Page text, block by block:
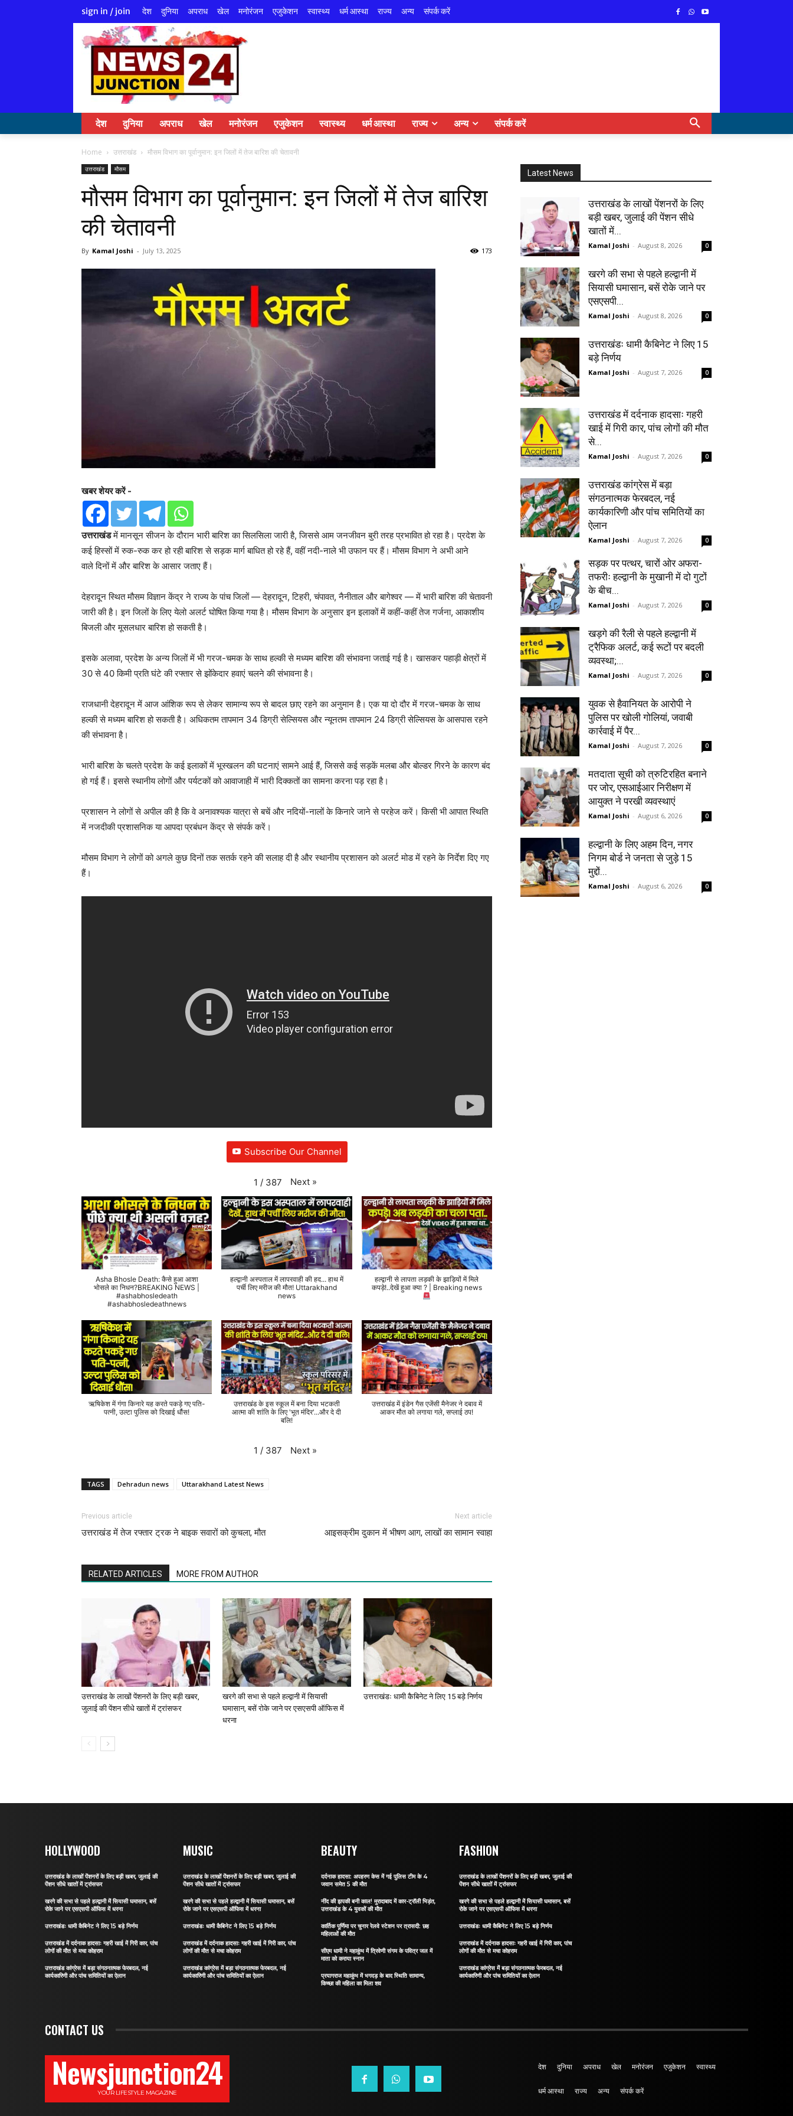
sign in / join देश दुनिया अपराध खेल मनोरंजन एजुकेशन स्वास्थ्य धर्म आस्था राज्य अन्य संपर्क करें
देश दुनिया अपराध खेल मनोरंजन एजुकेशन स्वास्थ्य धर्म आस्था राज्य अन्य संपर्क करें
Home उत्तराखंड मौसम विभाग का पूर्वानुमान: इन जिलों में तेज बारिश की चेतावनी
उत्तराखंड मौसम
मौसम विभाग का पूर्वानुमान: इन जिलों में तेज बारिश
की चेतावनी
By Kamal Joshi - July 13, 2025 173
खबर शेयर करें -
उत्तराखंडमें मानसून सीजन के दौरान भारी बारिश का सिलसिला जारी है, जिससे आम जनजीवन बुरी तरह प्रभावित हो रहा है। प्रदेश के
कई हिस्सों में रुक-रुक कर हो रही बारिश से सड़क मार्ग बाधित हो रहे हैं, वहीं नदी-नाले भी उफान पर हैं। मौसम विभाग ने अभी आने
वाले दिनों में और बारिश के आसार जताए हैं।
देहरादून स्थित मौसम विज्ञान केंद्र ने राज्य के पांच जिलों — देहरादून, टिहरी, चंपावत, नैनीताल और बागेश्वर — में भारी बारिश की चेतावनी
जारी की है। इन जिलों के लिए येलो अलर्ट घोषित किया गया है। मौसम विभाग के अनुसार इन इलाकों में कहीं-कहीं तेज गर्जना, आकाशीय
बिजली और मूसलधार बारिश हो सकती है।
इसके अलावा, प्रदेश के अन्य जिलों में भी गरज-चमक के साथ हल्की से मध्यम बारिश की संभावना जताई गई है। खासकर पहाड़ी क्षेत्रों में
30 से 40 किमी प्रति घंटे की रफ्तार से झोंकेदार हवाएं चलने की संभावना है।
राजधानी देहरादून में आज आंशिक रूप से लेकर सामान्य रूप से बादल छाए रहने का अनुमान है। एक या दो दौर में गरज-चमक के साथ
हल्की से मध्यम बारिश हो सकती है। अधिकतम तापमान 34 डिग्री सेल्सियस और न्यूनतम तापमान 24 डिग्री सेल्सियस के आसपास रहने
की संभावना है।
भारी बारिश के चलते प्रदेश के कई इलाकों में भूस्खलन की घटनाएं सामने आई हैं, जिससे कई सड़कें मलबा और बोल्डर गिरने के कारण बंद
हो गई हैं। इससे स्थानीय लोगों और पर्यटकों को आवाजाही में भारी दिक्कतों का सामना करना पड़ रहा है।
प्रशासन ने लोगों से अपील की है कि वे अनावश्यक यात्रा से बचें और नदियों-नालों के किनारे जाने से परहेज करें। किसी भी आपात स्थिति
में नजदीकी प्रशासनिक या आपदा प्रबंधन केंद्र से संपर्क करें।
मौसम विभाग ने लोगों को अगले कुछ दिनों तक सतर्क रहने की सलाह दी है और स्थानीय प्रशासन को अलर्ट मोड में रहने के निर्देश दिए गए
हैं।
Subscribe Our Channel
1 / 387 Next »
Asha Bhosle Death: कैसे हुआ आशा
भोसले का निधन?BREAKING NEWS |
#ashabhosledeath
#ashabhosledeathnews
हल्द्वानी अस्पताल में लापरवाही की हद... हाथ में
पर्ची लिए मरीज की मौत! Uttarakhand
news
हल्द्वानी से लापता लड़की के झाड़ियों में मिले
कपड़े!..देखें हुआ क्या ? | Breaking news
ऋषिकेश में गंगा किनारे यह करते पकड़े गए पति-
पत्नी, उल्टा पुलिस को दिखाई धौंस!
उत्तराखंड के इस स्कूल में बना दिया भटकती
आत्मा की शांति के लिए 'भूत मंदिर'...और दे दी
बलि!
उत्तराखंड में इंडेन गैस एजेंसी मैनेजर ने दबाव में
आकर मौत को लगाया गले, सप्लाई ठप!
1 / 387 Next »
TAGS Dehradun news Uttarakhand Latest News
Previous article
उत्तराखंड में तेज रफ्तार ट्रक ने बाइक सवारों को कुचला, मौत
Next article
आइसक्रीम दुकान में भीषण आग, लाखों का सामान स्वाहा
RELATED ARTICLES MORE FROM AUTHOR
उत्तराखंड के लाखों पेंशनरों के लिए बड़ी खबर,
जुलाई की पेंशन सीधे खातों में ट्रांसफर
खरगे की सभा से पहले हल्द्वानी में सियासी
घमासान, बसें रोके जाने पर एसएसपी ऑफिस में
धरना
उत्तराखंडः धामी कैबिनेट ने लिए 15 बड़े निर्णय
Latest News
उत्तराखंड के लाखों पेंशनरों के लिए
बड़ी खबर, जुलाई की पेंशन सीधे
खातों में...
Kamal Joshi - August 8, 2026 0
खरगे की सभा से पहले हल्द्वानी में
सियासी घमासान, बसें रोके जाने पर
एसएसपी...
Kamal Joshi - August 8, 2026 0
उत्तराखंडः धामी कैबिनेट ने लिए 15
बड़े निर्णय
Kamal Joshi - August 7, 2026 0
उत्तराखंड में दर्दनाक हादसाः गहरी
खाई में गिरी कार, पांच लोगों की मौत
से...
Kamal Joshi - August 7, 2026 0
उत्तराखंड कांग्रेस में बड़ा
संगठनात्मक फेरबदल, नई
कार्यकारिणी और पांच समितियों का
ऐलान
Kamal Joshi - August 7, 2026 0
सड़क पर पत्थर, चारों ओर अफरा-
तफरीः हल्द्वानी के मुखानी में दो गुटों
के बीच...
Kamal Joshi - August 7, 2026 0
खड़गे की रैली से पहले हल्द्वानी में
ट्रैफिक अलर्ट, कई रूटों पर बदली
व्यवस्था;...
Kamal Joshi - August 7, 2026 0
युवक से हैवानियत के आरोपी ने
पुलिस पर खोली गोलियां, जवाबी
कार्रवाई में पैर...
Kamal Joshi - August 7, 2026 0
मतदाता सूची को त्रुटिरहित बनाने
पर जोर, एसआईआर निरीक्षण में
आयुक्त ने परखी व्यवस्थाएं
Kamal Joshi - August 6, 2026 0
हल्द्वानी के लिए अहम दिन, नगर
निगम बोर्ड ने जनता से जुड़े 15
मुद्दों...
Kamal Joshi - August 6, 2026 0
HOLLYWOOD
उत्तराखंड के लाखों पेंशनरों के लिए बड़ी खबर, जुलाई की
पेंशन सीधे खातों में ट्रांसफर
खरगे की सभा से पहले हल्द्वानी में सियासी घमासान, बसें
रोके जाने पर एसएसपी ऑफिस में धरना
उत्तराखंडः धामी कैबिनेट ने लिए 15 बड़े निर्णय
उत्तराखंड में दर्दनाक हादसाः गहरी खाई में गिरी कार, पांच
लोगों की मौत से मचा कोहराम
उत्तराखंड कांग्रेस में बड़ा संगठनात्मक फेरबदल, नई
कार्यकारिणी और पांच समितियों का ऐलान
MUSIC
उत्तराखंड के लाखों पेंशनरों के लिए बड़ी खबर, जुलाई की
पेंशन सीधे खातों में ट्रांसफर
खरगे की सभा से पहले हल्द्वानी में सियासी घमासान, बसें
रोके जाने पर एसएसपी ऑफिस में धरना
उत्तराखंडः धामी कैबिनेट ने लिए 15 बड़े निर्णय
उत्तराखंड में दर्दनाक हादसाः गहरी खाई में गिरी कार, पांच
लोगों की मौत से मचा कोहराम
उत्तराखंड कांग्रेस में बड़ा संगठनात्मक फेरबदल, नई
कार्यकारिणी और पांच समितियों का ऐलान
BEAUTY
दर्दनाक हादसा: अपहरण केस में गई पुलिस टीम के 4
जवान समेत 5 की मौत
नींद की झपकी बनी काल! मुरादाबाद में कार-ट्रॉली भिड़ंत,
उत्तराखंड के 4 युवकों की मौत
कार्तिक पूर्णिमा पर चुनार रेलवे स्टेशन पर त्रासदी: छह
महिलाओं की मौत
सीएम धामी ने महाकुंभ में त्रिवेणी संगम के पवित्र जल में
माता को कराया स्नान
प्रयागराज महाकुंभ में भगदड़ के बाद स्थिति सामान्य,
किच्छा की महिला का मिला शव
FASHION
उत्तराखंड के लाखों पेंशनरों के लिए बड़ी खबर, जुलाई की
पेंशन सीधे खातों में ट्रांसफर
खरगे की सभा से पहले हल्द्वानी में सियासी घमासान, बसें
रोके जाने पर एसएसपी ऑफिस में धरना
उत्तराखंडः धामी कैबिनेट ने लिए 15 बड़े निर्णय
उत्तराखंड में दर्दनाक हादसाः गहरी खाई में गिरी कार, पांच
लोगों की मौत से मचा कोहराम
उत्तराखंड कांग्रेस में बड़ा संगठनात्मक फेरबदल, नई
कार्यकारिणी और पांच समितियों का ऐलान
CONTACT US
Newsjunction24
YOUR LIFESTYLE MAGAZINE
देश दुनिया अपराध खेल मनोरंजन एजुकेशन स्वास्थ्य
धर्म आस्था राज्य अन्य संपर्क करें